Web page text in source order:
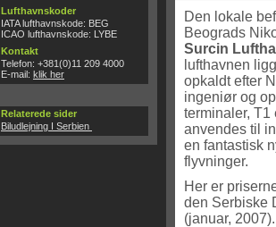
Lufthavnskoder
IATA lufthavnskode: BEG
ICAO lufthavnskode: LYBE
Kontakt
Telefon: +381(0)11 209 4000
E-mail: klik her
Relaterede sider
Biludlejning I Serbien
Den lokale
Beograds
Surcin
lufthavnen
opkaldt efter
ingeniør og
terminaler, T1
anvendes til
en fantastisk
flyvninger.
Her er
den Serbiske
(januar, 2007).